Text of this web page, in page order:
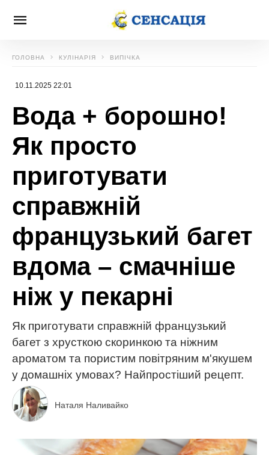
ГОЛОВНА КУЛІНАРІЯ ВИПІЧКА
10.11.2025 22:01
Вода + борошно!
Як просто
приготувати
справжній
французький багет
вдома – смачніше
ніж у пекарні
Як приготувати справжній французький
багет з хрусткою скоринкою та ніжним
ароматом та пористим повітряним м'якушем
у домашніх умовах? Найпростіший рецепт.
Наталя Наливайко